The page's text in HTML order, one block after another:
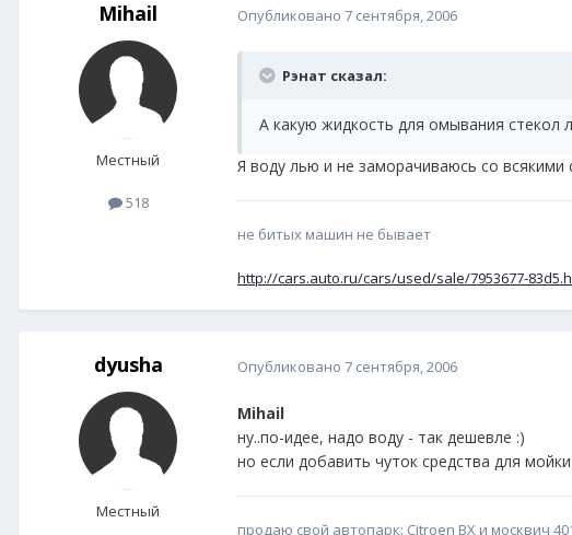
Mihail
Местный
518
Опубликовано 7 сентября, 2006
Рэнат сказал:
А какую жидкость для омывания стекол
Я воду лью и не заморачиваюсь со
не битых машин не бывает
http://cars.auto.ru/cars/used/sale/7953677-
dyusha
Местный
Опубликовано 7 сентября, 2006
Mihail
ну..по-идее, надо воду - так дешевле :)
но если добавить чуток средства для
продаю свой автопарк: Citroen BX и москвич